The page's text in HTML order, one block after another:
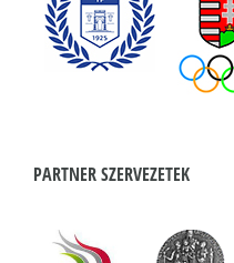
PARTNER SZERVEZETEK